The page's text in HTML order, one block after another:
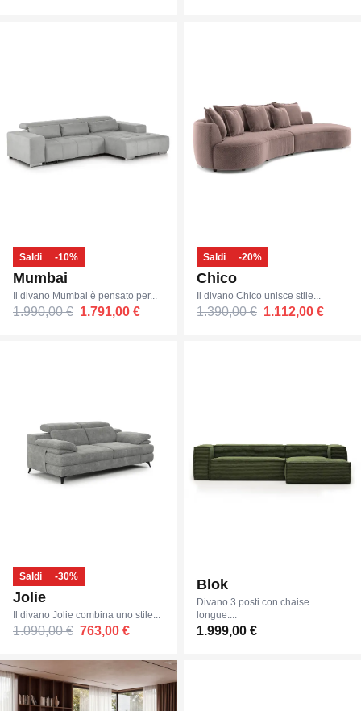
Saldi -10%
Mumbai
Il divano Mumbai è pensato per...
1.990,00 € 1.791,00 €
Saldi -20%
Chico
Il divano Chico unisce stile...
1.390,00 € 1.112,00 €
Saldi -30%
Jolie
Il divano Jolie combina uno stile...
1.090,00 € 763,00 €
Blok
Divano 3 posti con chaise
longue....
1.999,00 €